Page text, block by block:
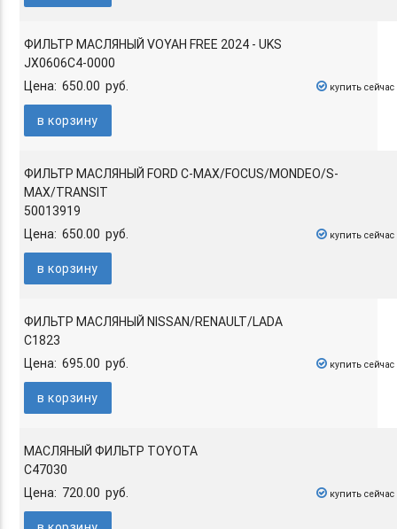
ФИЛЬТР МАСЛЯНЫЙ VOYAH FREE 2024 - UKS
JX0606C4-0000
Цена: 650.00 руб.
купить сейчас
в корзину
ФИЛЬТР МАСЛЯНЫЙ FORD C-MAX/FOCUS/MONDEO/S-
MAX/TRANSIT
50013919
Цена: 650.00 руб.
купить сейчас
в корзину
ФИЛЬТР МАСЛЯНЫЙ NISSAN/RENAULT/LADA
C1823
Цена: 695.00 руб.
купить сейчас
в корзину
МАСЛЯНЫЙ ФИЛЬТР TOYOTA
C47030
Цена: 720.00 руб.
купить сейчас